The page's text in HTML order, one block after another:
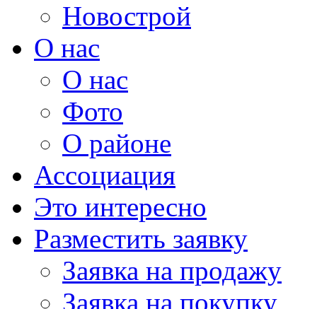
Новострой
О нас
О нас
Фото
О районе
Ассоциация
Это интересно
Разместить заявку
Заявка на продажу
Заявка на покупку